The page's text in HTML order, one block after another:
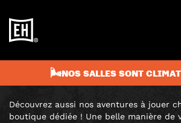
🌬️NOS SALLES SONT
CHÈQUES
Vous voulez offrir une aventure hors du
valables 2 ans sur l’escape game ou jeu
choix à Belfort et à Montbéliard.
Découvrez aussi nos aventures à jouer
boutique dédiée ! Une belle manière de